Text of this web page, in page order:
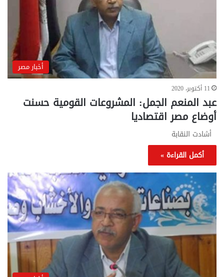
أخبار مصر
11 أكتوبر، 2020
عبد المنعم الجمل: المشروعات القومية حسنت
أوضاع مصر اقتصاديا
أشادت النقابة
أكمل القراءة »